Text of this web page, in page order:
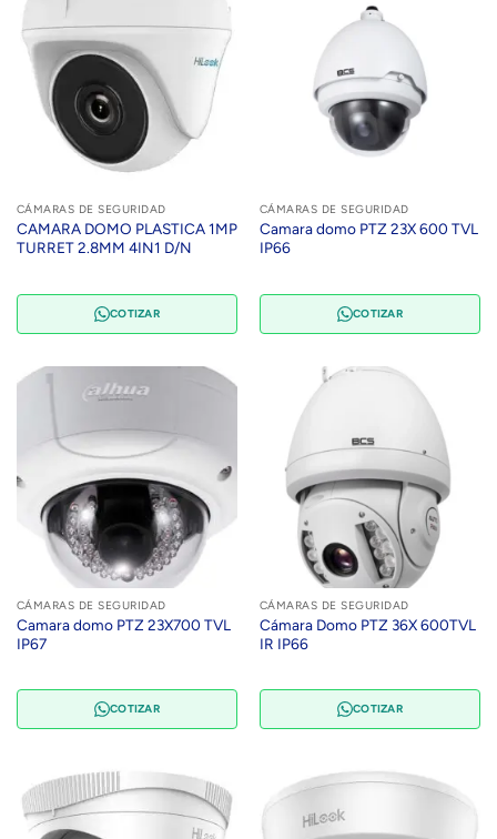
CÁMARAS DE SEGURIDAD
CAMARA DOMO PLASTICA 1MP
TURRET 2.8MM 4IN1 D/N
COTIZAR
CÁMARAS DE SEGURIDAD
Camara domo PTZ 23X 600 TVL
IP66
COTIZAR
CÁMARAS DE SEGURIDAD
Camara domo PTZ 23X700 TVL
IP67
COTIZAR
CÁMARAS DE SEGURIDAD
Cámara Domo PTZ 36X 600TVL
IR IP66
COTIZAR